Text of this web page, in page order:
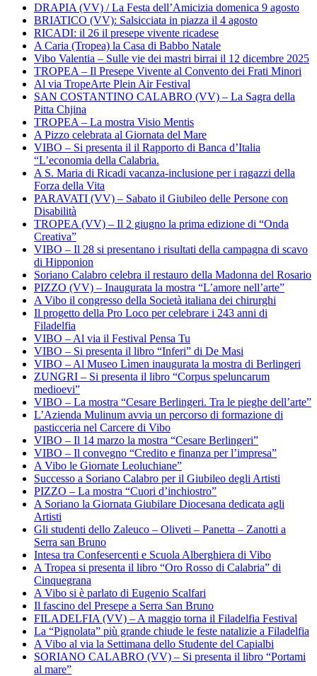
DRAPIA (VV) / La Festa dell’Amicizia domenica 9 agosto
BRIATICO (VV): Salsicciata in piazza il 4 agosto
RICADI: il 26 il presepe vivente ricadese
A Caria (Tropea) la Casa di Babbo Natale
Vibo Valentia – Sulle vie dei mastri birrai il 12 dicembre 2025
TROPEA – Il Presepe Vivente al Convento dei Frati Minori
Al via TropeArte Plein Air Festival
SAN COSTANTINO CALABRO (VV) – La Sagra della
Pitta Chjina
TROPEA – La mostra Visio Mentis
A Pizzo celebrata al Giornata del Mare
VIBO – Si presenta il il Rapporto di Banca d’Italia
“L’economia della Calabria.
A S. Maria di Ricadi vacanza-inclusione per i ragazzi della
Forza della Vita
PARAVATI (VV) – Sabato il Giubileo delle Persone con
Disabilità
TROPEA (VV) – Il 2 giugno la prima edizione di “Onda
Creativa”
VIBO – Il 28 si presentano i risultati della campagna di scavo
di Hipponion
Soriano Calabro celebra il restauro della Madonna del Rosario
PIZZO (VV) – Inaugurata la mostra “L’amore nell’arte”
A Vibo il congresso della Società italiana dei chirurghi
Il progetto della Pro Loco per celebrare i 243 anni di
Filadelfia
VIBO – Al via il Festival Pensa Tu
VIBO – Si presenta il libro “Inferi” di De Masi
VIBO – Al Museo Lìmen inaugurata la mostra di Berlingeri
ZUNGRI – Si presenta il libro “Corpus speluncarum
medioevi”
VIBO – La mostra “Cesare Berlingeri. Tra le pieghe dell’arte”
L’Azienda Mulinum avvia un percorso di formazione di
pasticceria nel Carcere di Vibo
VIBO – Il 14 marzo la mostra “Cesare Berlingeri”
VIBO – Il convegno “Credito e finanza per l’impresa”
A Vibo le Giornate Leoluchiane”
Successo a Soriano Calabro per il Giubileo degli Artisti
PIZZO – La mostra “Cuori d’inchiostro”
A Soriano la Giornata Giubilare Diocesana dedicata agli
Artisti
Gli studenti dello Zaleuco – Oliveti – Panetta – Zanotti a
Serra san Bruno
Intesa tra Confesercenti e Scuola Alberghiera di Vibo
A Tropea si presenta il libro “Oro Rosso di Calabria” di
Cinquegrana
A Vibo si è parlato di Eugenio Scalfari
Il fascino del Presepe a Serra San Bruno
FILADELFIA (VV) – A maggio torna il Filadelfia Festival
La “Pignolata” più grande chiude le feste natalizie a Filadelfia
A Vibo al via la Settimana dello Studente del Capialbi
SORIANO CALABRO (VV) – Si presenta il libro “Portami
al mare”